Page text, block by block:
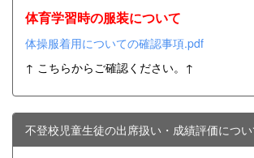
体育学習時の服装について
体操服着用についての確認事項.pdf
↑ こちらからご確認ください。↑
不登校児童生徒の出席扱い・成績評価につい